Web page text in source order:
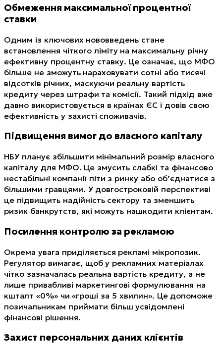
Обмеження максимальної процентної
ставки
Одним із ключових нововведень стане
встановлення чіткого ліміту на максимальну річну
ефективну процентну ставку. Це означає, що МФО
більше не зможуть нараховувати сотні або тисячі
відсотків річних, маскуючи реальну вартість
кредиту через штрафи та комісії. Такий підхід вже
давно використовується в країнах ЄС і довів свою
ефективність у захисті споживачів.
Підвищення вимог до власного капіталу
НБУ планує збільшити мінімальний розмір власного
капіталу для МФО. Це змусить слабкі та фінансово
нестабільні компанії піти з ринку або об’єднатися з
більшими гравцями. У довгостроковій перспективі
це підвищить надійність сектору та зменшить
ризик банкрутств, які можуть нашкодити клієнтам.
Посилення контролю за рекламою
Окрема увага приділяється рекламі мікропозик.
Регулятор вимагає, щоб у рекламних матеріалах
чітко зазначалась реальна вартість кредиту, а не
лише привабливі маркетингові формулювання на
кшталт «0%» чи «гроші за 5 хвилин». Це допоможе
позичальникам приймати більш усвідомлені
фінансові рішення.
Захист персональних даних клієнтів